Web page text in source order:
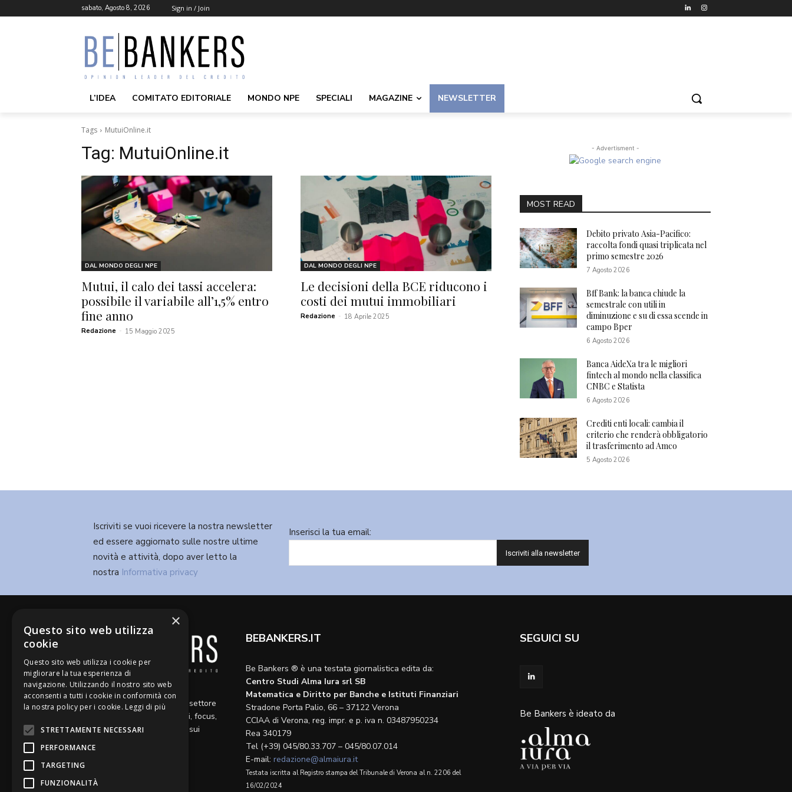
sabato, Agosto 8, 2026 Sign in / Join
L’IDEA COMITATO EDITORIALE MONDO NPE SPECIALI MAGAZINE NEWSLETTER
Tags MutuiOnline.it
Tag: MutuiOnline.it
DAL MONDO DEGLI NPE
Mutui, il calo dei tassi accelera:
possibile il variabile all’1,5% entro
fine anno
Redazione - 15 Maggio 2025
DAL MONDO DEGLI NPE
Le decisioni della BCE riducono i
costi dei mutui immobiliari
Redazione - 18 Aprile 2025
- Advertisment -
MOST READ
Debito privato Asia-Pacifico:
raccolta fondi quasi triplicata nel
primo semestre 2026
7 Agosto 2026
Bff Bank: la banca chiude la
semestrale con utili in
diminuzione e su di essa scende in
campo Bper
6 Agosto 2026
Banca AideXa tra le migliori
fintech al mondo nella classifica
CNBC e Statista
6 Agosto 2026
Crediti enti locali: cambia il
criterio che renderà obbligatorio
il trasferimento ad Amco
5 Agosto 2026
Iscriviti se vuoi ricevere la nostra newsletter
ed essere aggiornato sulle nostre ultime
novità e attività, dopo aver letto la
nostra Informativa privacy
Inserisci la tua email:
Diamo voce a riflessioni,
aggiornamenti e opinioni sul settore
del credito, ospitando articoli, focus,
approfondimenti e interviste sui
BEBANKERS.IT
Be Bankers ® è una testata giornalistica edita da:
Centro Studi Alma Iura srl SB
Matematica e Diritto per Banche e Istituti Finanziari
Stradone Porta Palio, 66 – 37122 Verona
CCIAA di Verona, reg. impr. e p. iva n. 03487950234
Rea 340179
Tel (+39) 045/80.33.707 – 045/80.07.014
E-mail: redazione@almaiura.it
Testata iscritta al Registro stampa del Tribunale di Verona al n. 2206 del
16/02/2024
SEGUICI SU
Be Bankers è ideato da
×
Questo sito web utilizza
cookie
Questo sito web utilizza i cookie per
migliorare la tua esperienza di
navigazione. Utilizzando il nostro sito web
acconsenti a tutti i cookie in conformità con
la nostra policy per i cookie. Leggi di più
STRETTAMENTE NECESSARI
PERFORMANCE
TARGETING
FUNZIONALITÀ